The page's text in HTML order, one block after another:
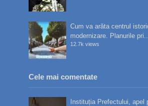
Cum va arăta centrul
modernizare. Planurile pri...
12.7k views
Cele mai comentate
Instituția Prefectului, apel